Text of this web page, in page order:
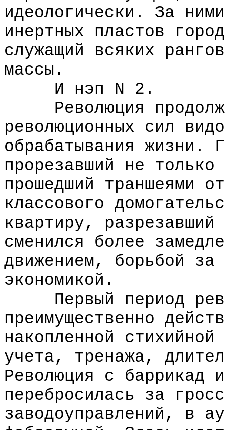
идеологически. За
инертных пластов
служащий всяких
массы.
И нэп N 2.
Революция
революционных сил
обрабатывания жизни.
прорезавший не
прошедший траншеями
классового
квартиру,
сменился более
движением, борьбой за
экономикой.
Первый период
преимущественно
накопленной
учета, тренажа,
Революция с баррикад
перебросилась за
заводоуправлений, в